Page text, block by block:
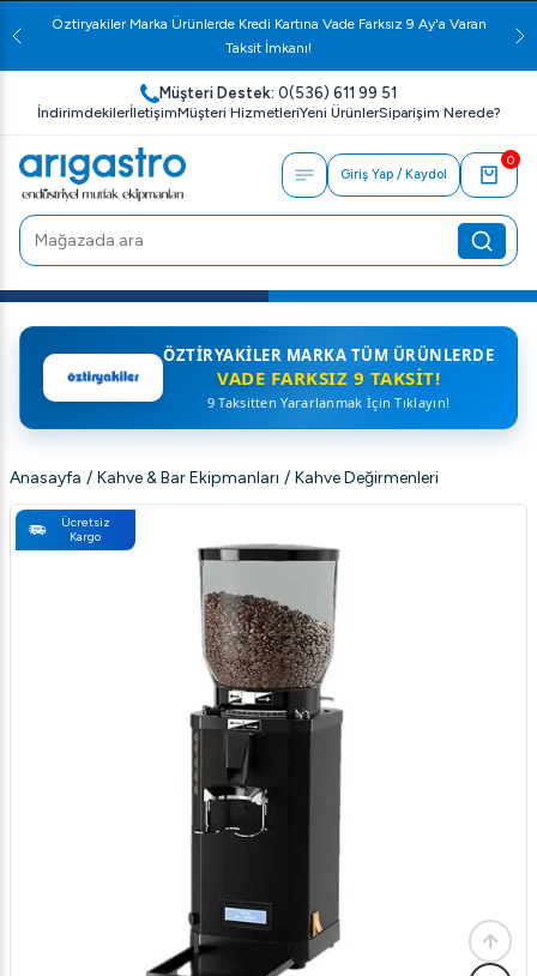
Öztiryakiler Marka Ürünlerde Kredi Kartına Vade Farksız 9 Ay'a Varan
Taksit İmkanı!
Müşteri Destek: 0(536) 611 99 51
İndirimdekilerİletişimMüşteri HizmetleriYeni ÜrünlerSiparişim Nerede?
Giriş Yap / Kaydol
0
ÖZTIRYAKILER MARKA TÜM ÜRÜNLERDE
VADE FARKSIZ 9 TAKSIT!
9 Taksitten Yararlanmak İçin Tıklayın!
Anasayfa / Kahve & Bar Ekipmanları / Kahve Değirmenleri
Ücretsiz
Kargo